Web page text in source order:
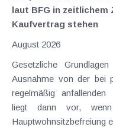
laut BFG in zeitlichem
Kaufvertrag stehen
August 2026
Gesetzliche Grundlagen
Ausnahme von der bei
regelmäßig anfallenden
liegt dann vor,
Hauptwohnsitzbefreiung